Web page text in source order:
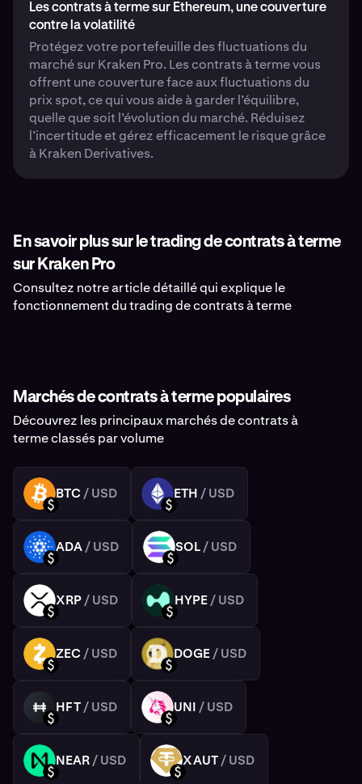
Les contrats à terme sur Ethereum, une couverture
contre la volatilité
Protégez votre portefeuille des fluctuations du
marché sur Kraken Pro. Les contrats à terme vous
offrent une couverture face aux fluctuations du
prix spot, ce qui vous aide à garder l’équilibre,
quelle que soit l’évolution du marché. Réduisez
l’incertitude et gérez efficacement le risque grâce
à Kraken Derivatives.
En savoir plus sur le trading de contrats à terme
sur Kraken Pro
Consultez notre article détaillé qui explique le
fonctionnement du trading de contrats à terme
Marchés de contrats à terme populaires
Découvrez les principaux marchés de contrats à
terme classés par volume
BTC
USD
BTC / USD
ETH
USD
ETH / USD
ADA
USD
ADA/ USD
SOL
USD
SOL/ USD
XRP
USD
XRP/ USD
HYPE
USD
HYPE/ USD
ZEC
USD
ZEC / USD
DOGE
USD
DOGE/ USD
HFT
USD
HFT/ USD
UNI
USD
UNI / USD
NEAR
USD
NEAR/ USD
XAUT
USD
XAUT/ USD